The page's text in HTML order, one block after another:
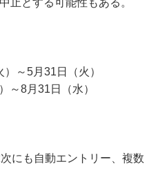
止とする可能性もある。
～5月31日（火）
～8月31日（水）
にも自動エントリー、複数